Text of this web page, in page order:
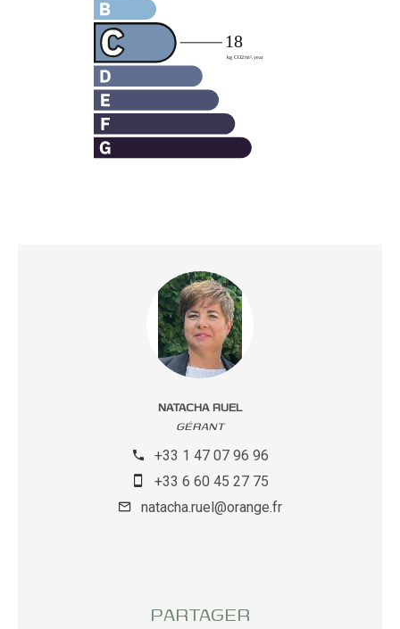
NATACHA RUEL
GÉRANT
+33 1 47 07 96 96
+33 6 60 45 27 75
natacha.ruel@orange.fr
PARTAGER